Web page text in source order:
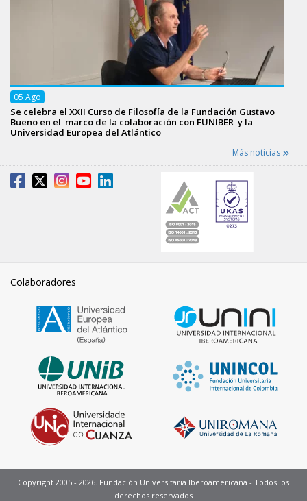
05 Ago
Se celebra el XXII Curso de Filosofía de la Fundación Gustavo
Bueno en el marco de la colaboración con FUNIBER y la
Universidad Europea del Atlántico
Más noticias
Colaboradores
Copyright 2005 - 2026. Fundación Universitaria Iberoamericana - Todos los
derechos reservados